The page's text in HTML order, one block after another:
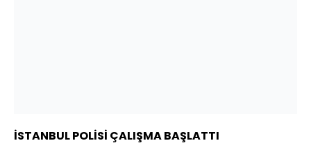
İSTANBUL POLİSİ ÇALIŞMA BAŞLATTI